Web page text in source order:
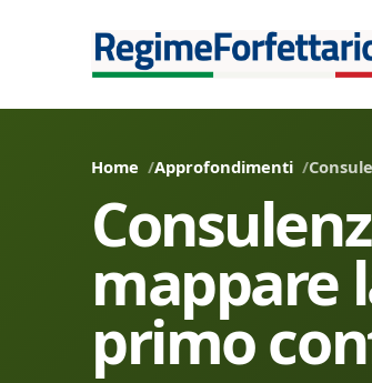
Home Approfondimenti
mappare
primo